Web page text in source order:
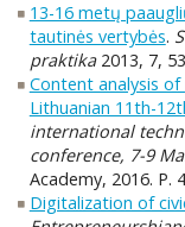
13-16 metų
tautinės vertybės.
praktika2013, 7,
Content analysis
Lithuanian 11th-
international
conference, 7-9
Academy, 2016. P.
Digitalization of